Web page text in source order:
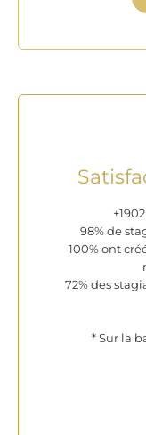
98% de
100% ont
72% des
* Sur la